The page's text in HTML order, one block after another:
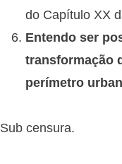
do Capítulo XX
Entendo ser
transformação
perímetro
Sub censura.